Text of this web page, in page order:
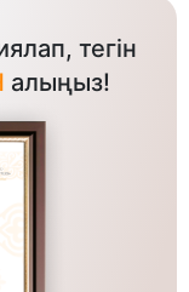
тегін
алыңыз!